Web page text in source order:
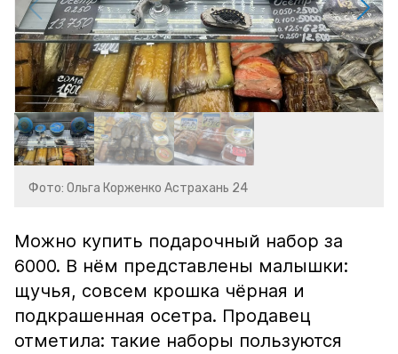
Фото: Ольга Корженко Астрахань 24
Можно купить подарочный набор за
6000. В нём представлены малышки:
щучья, совсем крошка чёрная и
подкрашенная осетра. Продавец
отметила: такие наборы пользуются